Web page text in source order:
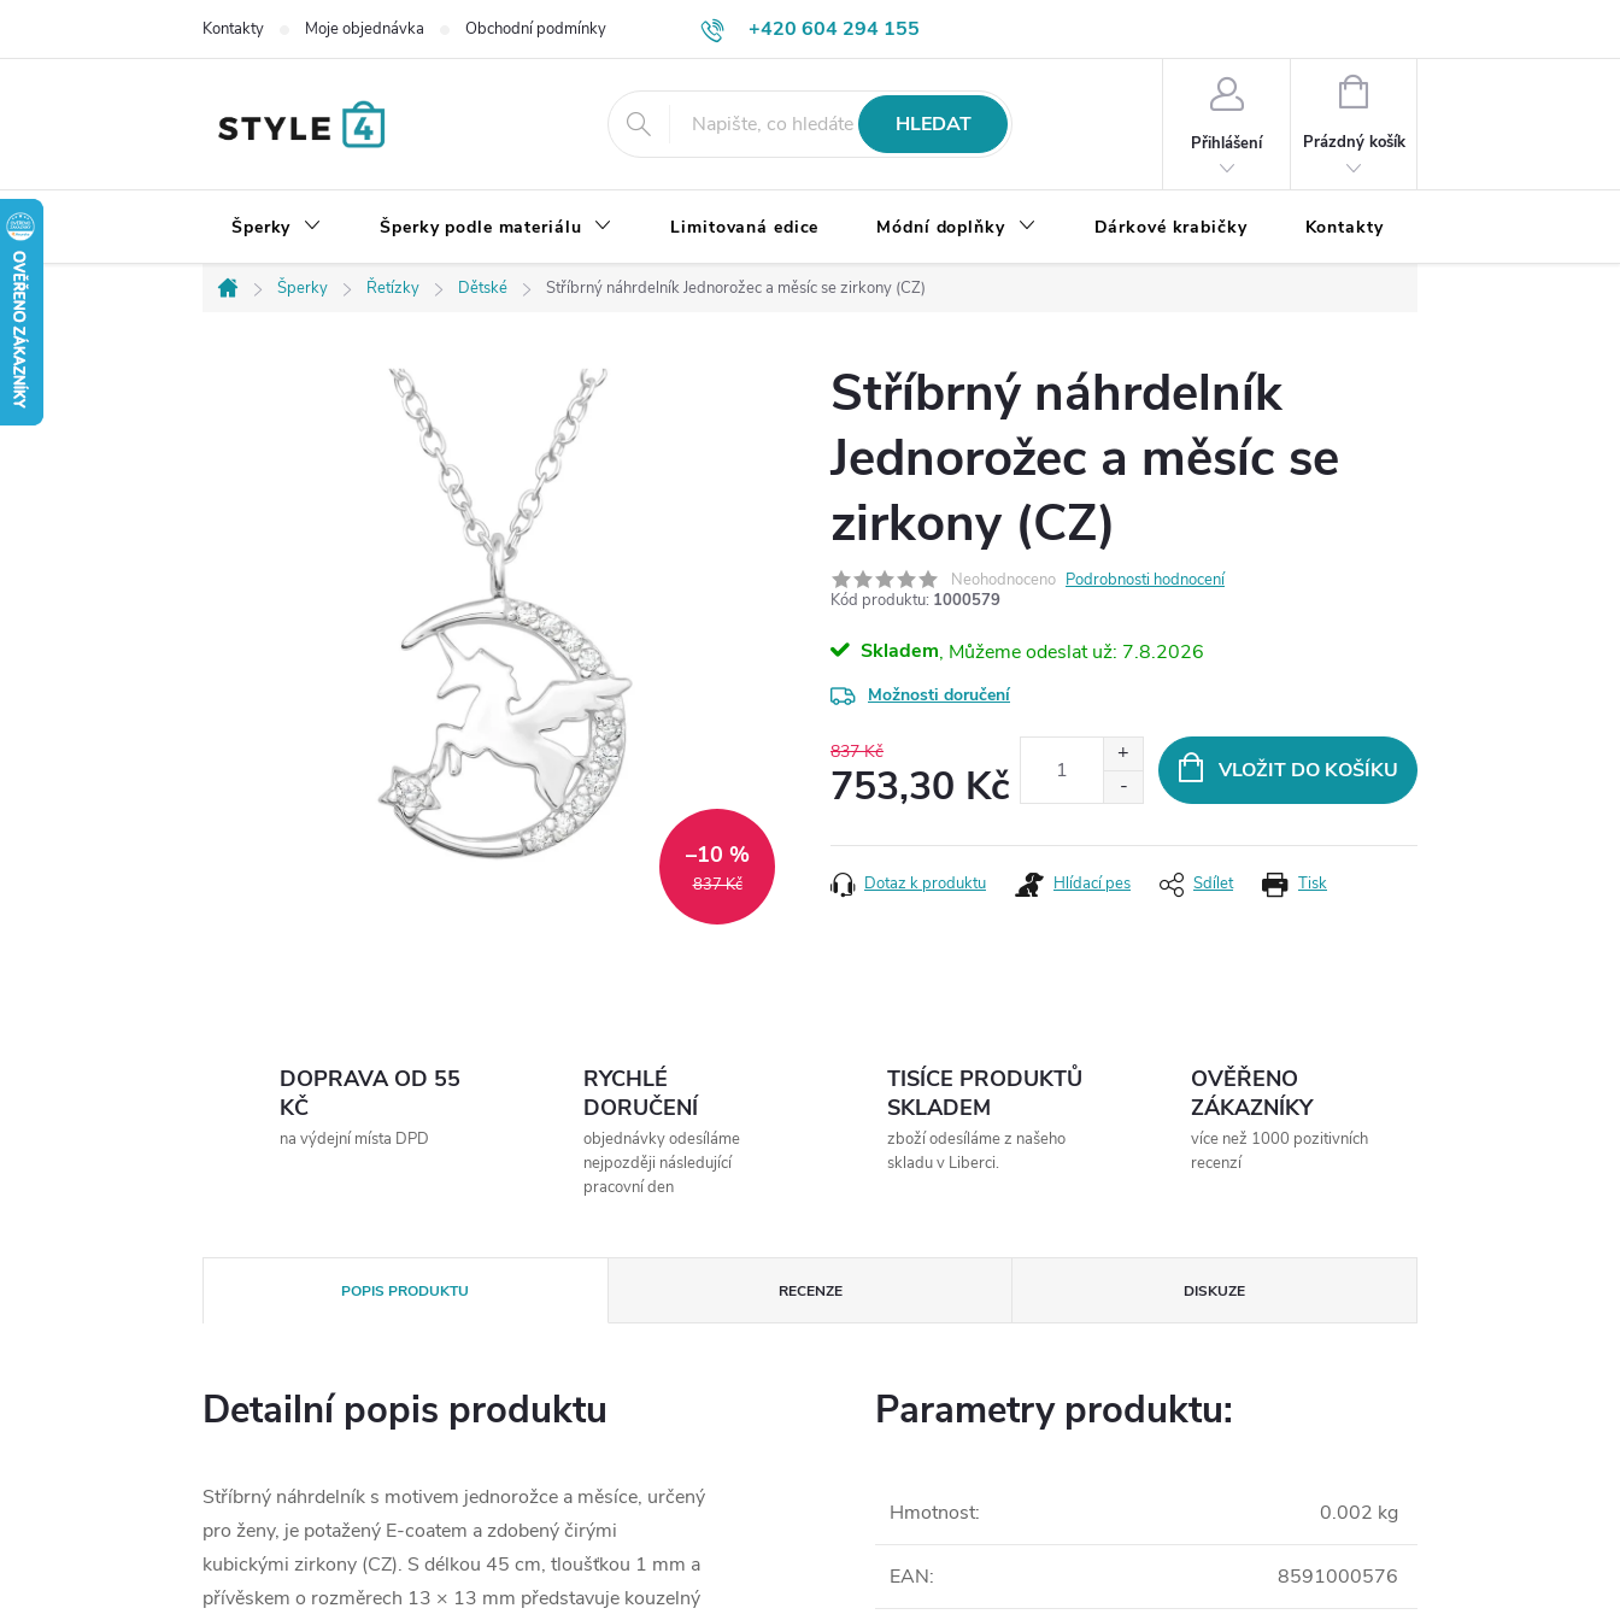
+420 604 294 155
Kontakty Moje objednávka Obchodní podmínky Výměna, vrácení a reklamace zboží
HLEDAT
Přihlášení
NÁKUPNÍ
Prázdný košík
Šperky Šperky podle materiálu Limitovaná edice Módní doplňky Dárkové krabičky Kontakty
Domů
Šperky Řetízky Dětské Stříbrný náhrdelník Jednorožec a měsíc se zirkony (CZ)
837 Kč
–10 %
Stříbrný náhrdelník
Jednorožec a měsíc se
zirkony (CZ)
Neohodnoceno Podrobnosti hodnocení
Kód produktu: 1000579
Skladem 7.8.2026
Možnosti doručení
837 Kč
753,30 Kč
cena:
VLOŽIT DO KOŠÍKU
Tisk
Dotaz k produktu Hlídací pes Sdílet
DOPRAVA OD 55
KČ
na výdejní místa DPD
RYCHLÉ
DORUČENÍ
objednávky odesíláme
nejpozději následující
pracovní den
TISÍCE PRODUKTŮ
SKLADEM
zboží odesíláme z našeho
skladu v Liberci.
OVĚŘENO
ZÁKAZNÍKY
více než 1000 pozitivních
recenzí
POPIS PRODUKTU RECENZE DISKUZE
Detailní popis produktu
Stříbrný náhrdelník s motivem jednorožce a měsíce, určený
pro ženy, je potažený E-coatem a zdobený čirými
kubickými zirkony (CZ). S délkou 45 cm, tloušťkou 1 mm a
přívěskem o rozměrech 13 × 13 mm představuje kouzelný
Parametry produktu:
Hmotnost: 0.002 kg
EAN: 8591000576